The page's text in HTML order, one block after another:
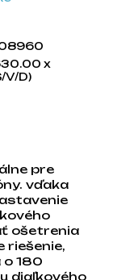
x
V/D)
pre
vďaka
ošetrenia
riešenie,
o 180
diaľkového